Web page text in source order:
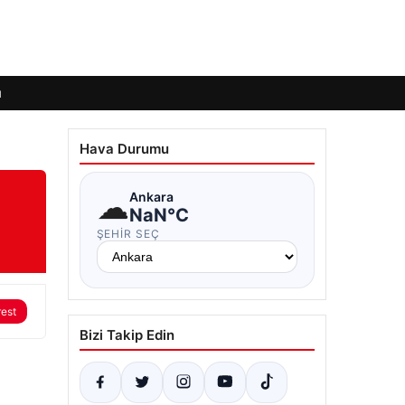
Hava Durumu
☁Ankara
NaN°C
ŞEHIR SEÇ
Bizi Takip Edin